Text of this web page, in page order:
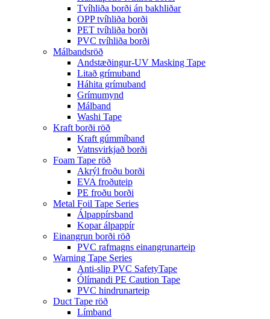
Tvíhliða borði án bakhliðar
OPP tvíhliða borði
PET tvíhliða borði
PVC tvíhliða borði
Málbandsröð
Andstæðingur-UV Masking Tape
Litað grímuband
Háhita grímuband
Grímumynd
Málband
Washi Tape
Kraft borði röð
Kraft gúmmíband
Vatnsvirkjað borði
Foam Tape röð
Akrýl froðu borði
EVA froðuteip
PE froðu borði
Metal Foil Tape Series
Álpappírsband
Kopar álpappír
Einangrun borði röð
PVC rafmagns einangrunarteip
Warning Tape Series
Anti-slip PVC SafetyTape
Ólímandi PE Caution Tape
PVC hindrunarteip
Duct Tape röð
Límband